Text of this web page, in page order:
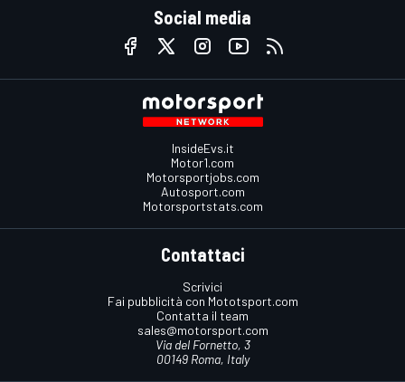
Social media
InsideEvs.it
Motor1.com
Motorsportjobs.com
Autosport.com
Motorsportstats.com
Contattaci
Scrivici
Fai pubblicità con Mototsport.com
Contatta il team
sales@motorsport.com
Via del Fornetto, 3
00149 Roma, Italy